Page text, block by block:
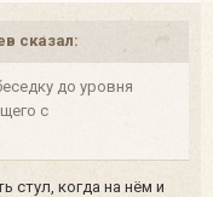
сказал:
до уровня
с
стул, когда на нём и